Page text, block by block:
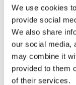
We use cookies
provide social
We also share
our social media,
may combine it
provided to them
of their services.
O que
oferece
A Dino
OCUBO
Museu da